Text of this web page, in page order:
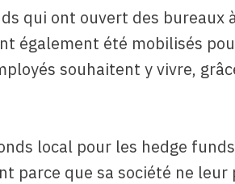
qui ont ouvert des bureaux
également été mobilisés
souhaitent y vivre,
local pour les hedge
parce que sa société ne leur